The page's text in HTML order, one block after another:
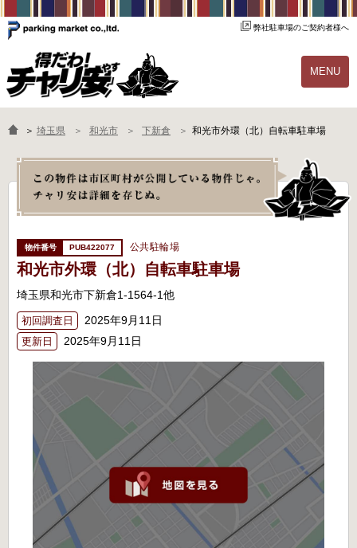
弊社駐車場のご契約者様へ
MENU
物件一覧 ご契約の流れ
よくあるご質問 駐輪場オーナー様へ
＞ 埼玉県 和光市 下新倉 和光市外環（北）自転車駐車場
PUB422077 公共駐輪場
和光市外環（北）自転車駐車場
埼玉県和光市下新倉1-1564-1他
初回調査日 2025年9月11日
更新日 2025年9月11日